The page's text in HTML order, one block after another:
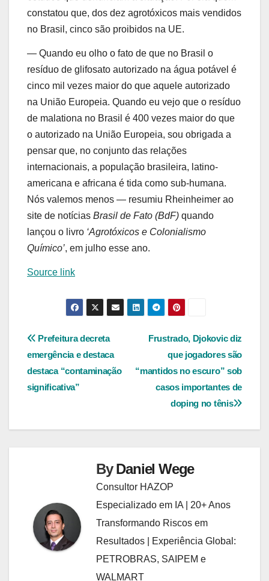
constatou que, dos dez agrotóxicos mais vendidos
no Brasil, cinco são proibidos na UE.
— Quando eu olho o fato de que no Brasil o
resíduo de glifosato autorizado na água potável é
cinco mil vezes maior do que aquele autorizado
na União Europeia. Quando eu vejo que o resíduo
de malationa no Brasil é 400 vezes maior do que
o autorizado na União Europeia, sou obrigada a
pensar que, no conjunto das relações
internacionais, a população brasileira, latino-
americana e africana é tida como sub-humana.
Nós valemos menos — resumiu Rheinheimer ao
site de notícias Brasil de Fato (BdF) quando
lançou o livro ‘Agrotóxicos e Colonialismo
Químico’, em julho esse ano.
Source link
Navegação
de
Post
Frustrado, Djokovic diz
que jogadores são
“mantidos no escuro” sob
casos importantes de
doping no tênis
Prefeitura decreta
emergência e destaca
destaca “contaminação
significativa”
ByDaniel Wege
Consultor HAZOP
Especializado em IA | 20+ Anos
Transformando Riscos em
Resultados | Experiência Global:
PETROBRAS, SAIPEM e
WALMART